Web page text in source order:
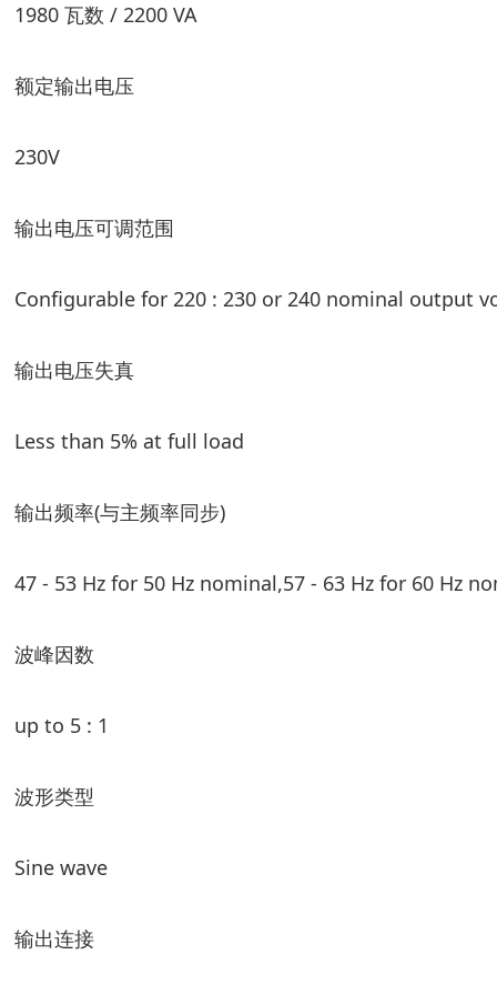
1980 瓦数 / 2200 VA
额定输出电压
230V
输出电压可调范围
Configurable for 220 : 230 or 240 nominal output
输出电压失真
Less than 5% at full load
输出频率(与主频率同步)
47 - 53 Hz for 50 Hz nominal,57 - 63 Hz for 60 Hz
波峰因数
up to 5 : 1
波形类型
Sine wave
输出连接